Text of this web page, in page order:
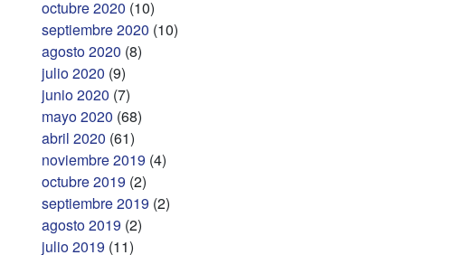
octubre 2020 (10)
septiembre 2020 (10)
agosto 2020 (8)
julio 2020 (9)
junio 2020 (7)
mayo 2020 (68)
abril 2020 (61)
noviembre 2019 (4)
octubre 2019 (2)
septiembre 2019 (2)
agosto 2019 (2)
julio 2019 (11)